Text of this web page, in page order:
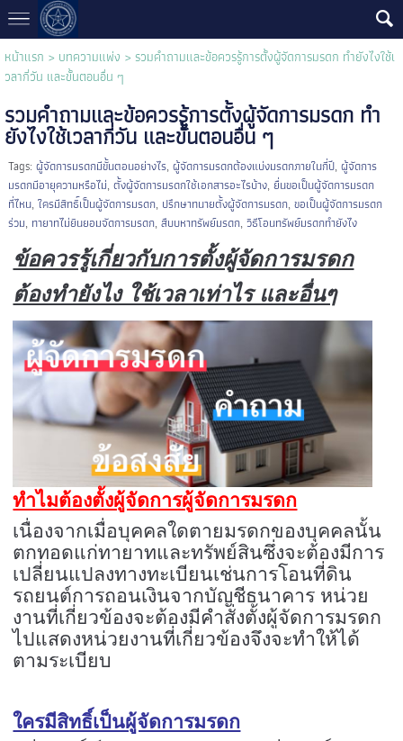
หน้าแรก > บทความแพ่ง >รวมคำถามและข้อควรรู้การตั้งผู้จัดการมรดก ทำยังไงใช้เ
วลากี่วัน และขั้นตอนอื่น ๆ
รวมคำถามและข้อควรรู้การตั้งผู้จัดการมรดก ทำ
ยังไงใช้เวลากี่วัน และขั้นตอนอื่น ๆ
Tags: ผู้จัดการมรดกมีขั้นตอนอย่างไร,ผู้จัดการมรดกต้องแบ่งมรดกภายในกี่ปี,ผู้จัดการ
มรดกมีอายุความหรือไม่,ตั้งผู้จัดการมรดกใช้เอกสารอะไรบ้าง,ยื่นขอเป็นผู้จัดการมรดก
ที่ไหน,ใครมีสิทธิ์เป็นผู้จัดการมรดก, ปรึกษาทนายตั้งผู้จัดการมรดก,ขอเป็นผู้จัดการมรดก
ร่วม, ทายาทไม่ยินยอมจัดการมรดก,สืบบหาทรัพย์มรดก,วิธีโอนทรัพย์มรดกทำยังไง
ข้อควรรู้เกี่ยวกับการตั้งผู้จัดการมรดก
ต้องทำยังไง ใช้เวลาเท่าไร และอื่นๆ
ทำไมต้องตั้งผู้จัดการผู้จัดการมรดก
เนื่องจากเมื่อบุคคลใดตายมรดกของบุคคลนั้น
ตกทอดแก่ทายาทและทรัพย์สินซึ่งจะต้องมีการ
เปลี่ยนแปลงทางทะเบียนเช่นการโอนที่ดิน
รถยนต์การถอนเงินจากบัญชีธนาคาร หน่วย
งานที่เกี่ยวข้องจะต้องมีคำสั่งตั้งผู้จัดการมรดก
ไปแสดงหน่วยงานที่เกี่ยวข้องจึงจะทำให้ได้
ตามระเบียบ
ใครมีสิทธิ์เป็นผู้จัดการมรดก